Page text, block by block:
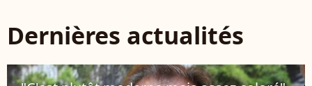
Dernières actualités